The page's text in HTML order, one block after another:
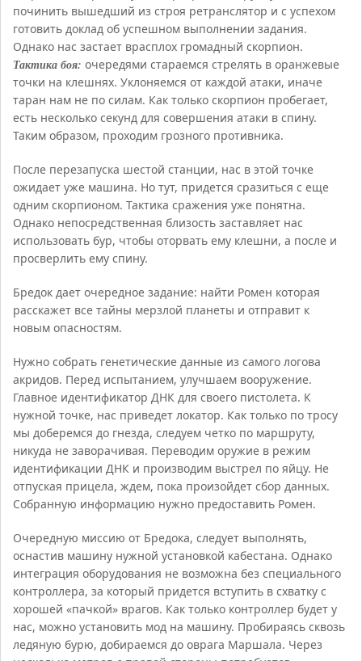
починить вышедший из строя ретранслятор и с успехом
готовить доклад об успешном выполнении задания.
Однако нас застает врасплох громадный скорпион.
Тактика боя: очередями стараемся стрелять в оранжевые
точки на клешнях. Уклоняемся от каждой атаки, иначе
таран нам не по силам. Как только скорпион пробегает,
есть несколько секунд для совершения атаки в спину.
Таким образом, проходим грозного противника.
После перезапуска шестой станции, нас в этой точке
ожидает уже машина. Но тут, придется сразиться с еще
одним скорпионом. Тактика сражения уже понятна.
Однако непосредственная близость заставляет нас
использовать бур, чтобы оторвать ему клешни, а после и
просверлить ему спину.
Бредок дает очередное задание: найти Ромен которая
расскажет все тайны мерзлой планеты и отправит к
новым опасностям.
Нужно собрать генетические данные из самого логова
акридов. Перед испытанием, улучшаем вооружение.
Главное идентификатор ДНК для своего пистолета. К
нужной точке, нас приведет локатор. Как только по тросу
мы доберемся до гнезда, следуем четко по маршруту,
никуда не заворачивая. Переводим оружие в режим
идентификации ДНК и производим выстрел по яйцу. Не
отпуская прицела, ждем, пока произойдет сбор данных.
Собранную информацию нужно предоставить Ромен.
Очередную миссию от Бредока, следует выполнять,
оснастив машину нужной установкой кабестана. Однако
интеграция оборудования не возможна без специального
контроллера, за который придется вступить в схватку с
хорошей «пачкой» врагов. Как только контроллер будет у
нас, можно установить мод на машину. Пробираясь сквозь
ледяную бурю, добираемся до оврага Маршала. Через